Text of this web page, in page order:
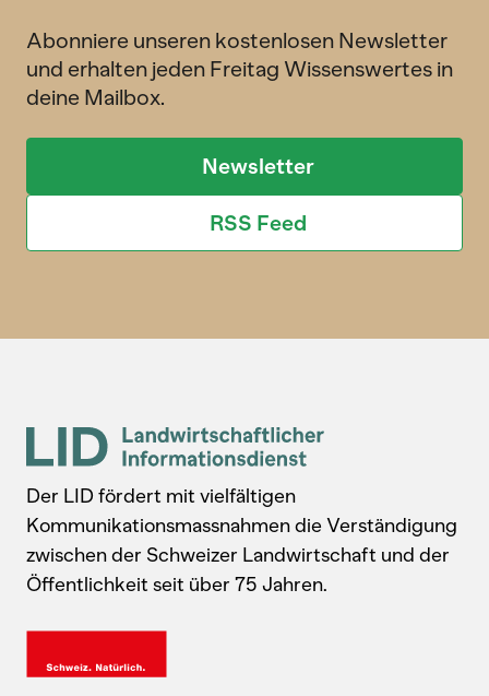
Abonniere unseren kostenlosen Newsletter
und erhalten jeden Freitag Wissenswertes in
deine Mailbox.
Newsletter
RSS Feed
Der LID fördert mit vielfältigen
Kommunikationsmassnahmen die Verständigung
zwischen der Schweizer Landwirtschaft und der
Öffentlichkeit seit über 75 Jahren.